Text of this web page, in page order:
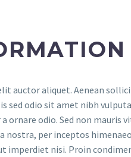
auctor aliquet. Aenean
sed odio sit amet nibh
ornare odio. Sed non
nostra, per inceptos
ut imperdiet nisi. Proin